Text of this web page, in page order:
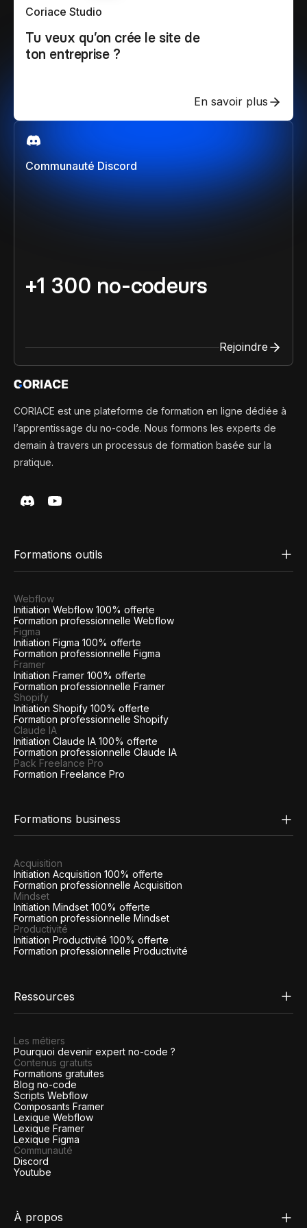
Communauté Discord
+1 300 no-codeurs
Rejoindre
Coriace Studio
Tu veux qu’on crée le site de
ton entreprise ?
En savoir plus
CORIACE est une plateforme de formation en ligne dédiée à
l’apprentissage du no-code. Nous formons les experts de
demain à travers un processus de formation basée sur la
pratique.
Formations outils
Webflow
Initiation Webflow 100% offerte
Formation professionnelle Webflow
Figma
Initiation Figma 100% offerte
Formation professionnelle Figma
Framer
Initiation Framer 100% offerte
Formation professionnelle Framer
Shopify
Initiation Shopify 100% offerte
Formation professionnelle Shopify
Claude IA
Initiation Claude IA 100% offerte
Formation professionnelle Claude IA
Pack Freelance Pro
Formation Freelance Pro
Formations business
Acquisition
Initiation Acquisition 100% offerte
Formation professionnelle Acquisition
Mindset
Initiation Mindset 100% offerte
Formation professionnelle Mindset
Productivité
Initiation Productivité 100% offerte
Formation professionnelle Productivité
Ressources
Les métiers
Pourquoi devenir expert no-code ?
Contenus gratuits
Formations gratuites
Blog no-code
Scripts Webflow
Composants Framer
Lexique Webflow
Lexique Framer
Lexique Figma
Communauté
Discord
Youtube
À propos